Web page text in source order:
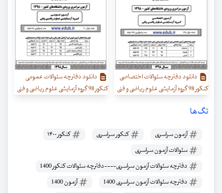
دانلود دفترچه سئوالات اختصاصی
کنکور 98 گروه آزمایشی علوم ریاضی و فنی
دانلود دفترچه سئوالات عمومی
کنکور 98 گروه آزمایشی علوم ریاضی و فنی
تگ‌ها
آزمون سراسری کنکور سراسری
کنکور ۱۴۰۰
سئوالات آزمون سراسری
دفترچه سئوالات آزمون سراسری----دفترچه سئوالات کنکور 1400
دفترچه سئوالات آزمون سراسری 1400
آزمون 1400